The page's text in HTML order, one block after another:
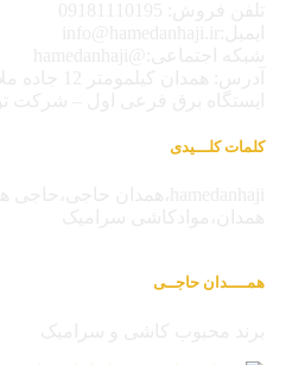
کلمات کلـــیدی
همــــدان حاجــی